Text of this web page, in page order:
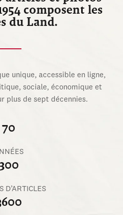
composent les
du Land.
unique, accessible en ligne,
sociale, économique et
plus de sept décennies.
70
300
D’ARTICLES